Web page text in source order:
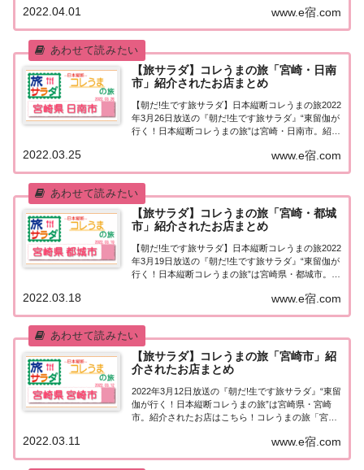
崎・宮崎市＆三股町」「東留伽が行く！日本縦断コ
レうまの旅」東留伽アナウンサーが美味しい...
www.e宿.com
2022.04.01
【旅サラダ】コレうまの旅「宮崎・日南
市」紹介されたお店まとめ
【朝だ!生です旅サラダ】日本縦断コレうまの旅2022
年3月26日放送の『朝だ!生です旅サラダ』“東留伽が
行く！日本縦断コレうまの旅”は宮崎・日南市。紹介
市」「東留伽が行く！日本縦断コレうまの旅」東留
伽アナウンサーが美味しいもの探し♪今週...
www.e宿.com
2022.03.25
【旅サラダ】コレうまの旅「宮崎・都城
市」紹介されたお店まとめ
【朝だ!生です旅サラダ】日本縦断コレうまの旅2022
年3月19日放送の『朝だ!生です旅サラダ』“東留伽が
行く！日本縦断コレうまの旅”は宮崎県・都城市。紹
市」「東留伽が行く！日本縦断コレうまの旅」東留
伽アナウンサーが美味しいもの探し♪今...
www.e宿.com
2022.03.18
【旅サラダ】コレうまの旅「宮崎市」紹
介されたお店まとめ
2022年3月12日放送の『朝だ!生です旅サラダ』“東留
伽が行く！日本縦断コレうまの旅”は宮崎県・宮崎
市。紹介されたお店はこちら！コレうまの旅「宮崎
伽アナウンサーが美味しいもの探し♪今週は宮崎
県・宮崎市へ！地元の新しい食文化「朝ラー」...
www.e宿.com
2022.03.11